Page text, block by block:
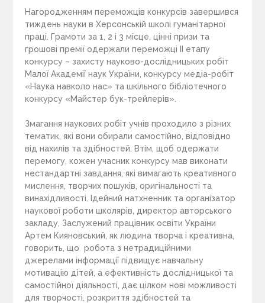
Нагородженням переможців конкурсів завершився
тиждень науки в Херсонській школі гуманітарної
праці. Грамоти за 1, 2 і 3 місце, цінні призи та
грошові премії одержали переможці ІІ етапу
конкурсу – захисту науково-дослідницьких робіт
Малої Академії наук України, конкурсу медіа-робіт
«Наука навколо нас» та шкільного бібліотечного
конкурсу «Майстер бук-трейлерів».
Змагання наукових робіт учнів проходило з різних
тематик, які вони обирали самостійно, відповідно
від нахилів та здібностей. Втім, щоб одержати
перемогу, кожен учасник конкурсу мав виконати
нестандартні завдання, які вимагають креативного
мислення, творчих пошуків, оригінальності та
винахідливості. Ідейний натхненник та організатор
наукової роботи школярів, директор авторського
закладу, Заслужений працівник освіти України
Артем Кияновський, як людина творча і креативна,
говорить, що робота з нетрадиційними
джерелами інформації підвищує навчальну
мотивацію дітей, а ефективність дослідницької та
самостійної діяльності, дає цілком нові можливості
для творчості, розкриття здібностей та